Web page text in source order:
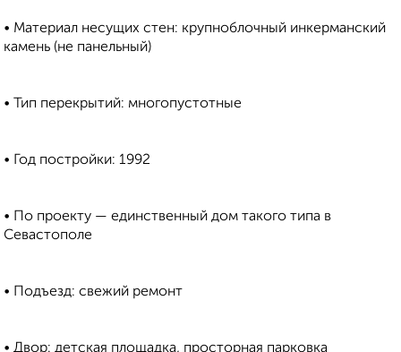
• Материал несущих стен: крупноблочный инкерманский
камень (не панельный)
• Тип перекрытий: многопустотные
• Год постройки: 1992
• По проекту — единственный дом такого типа в
Севастополе
• Подъезд: свежий ремонт
• Двор: детская площадка, просторная парковка